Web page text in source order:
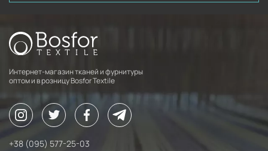
Интернет-магазин тканей и фурнитуры
оптом и в розницу Bosfor Textile
+38 (095) 577-25-03